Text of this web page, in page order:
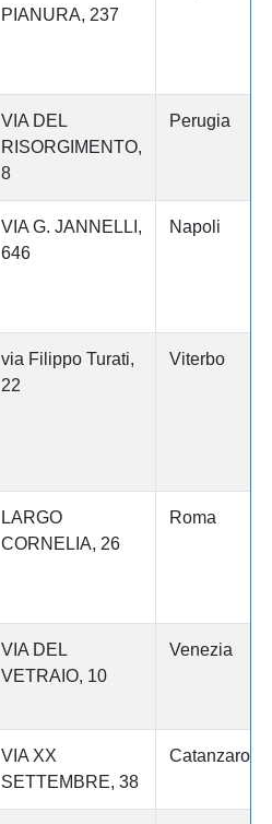
PIANURA, 237
VIA DEL
RISORGIMENTO,
8
Perugia
VIA G. JANNELLI,
646
Napoli
via Filippo Turati,
22
Viterbo
LARGO
CORNELIA, 26
Roma
VIA DEL
VETRAIO, 10
Venezia
VIA XX
SETTEMBRE, 38
Catanzaro